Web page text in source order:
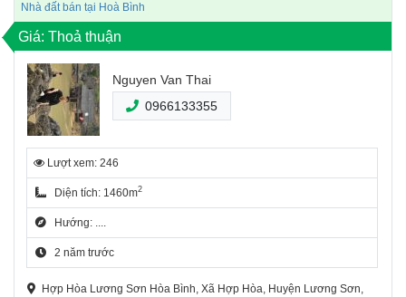
Nhà đất bán tại Hoà Bình
Giá: Thoả thuận
Nguyen Van Thai
0966133355
Lượt xem: 246
Diện tích: 1460m2
Hướng: ....
2 năm trước
Hợp Hòa Lương Sơn Hòa Bình, Xã Hợp Hòa, Huyện Lương Sơn,